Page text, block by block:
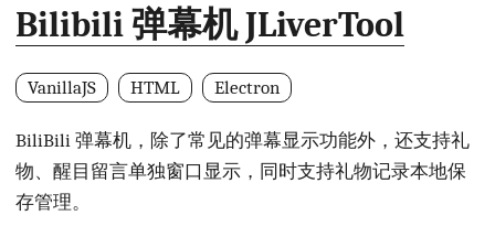
Bilibili 弹幕机 JLiverTool
VanillaJS HTML Electron
BiliBili 弹幕机，除了常见的弹幕显示功能外，还支持礼
物、醒目留言单独窗口显示，同时支持礼物记录本地保
存管理。